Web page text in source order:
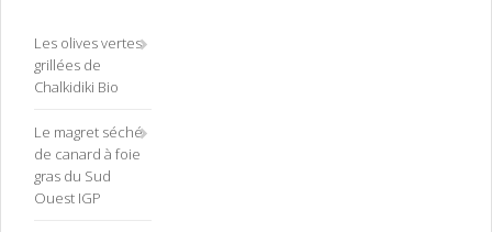
Les olives vertes
grillées de
Chalkidiki Bio
Le magret séché
de canard à foie
gras du Sud
Ouest IGP